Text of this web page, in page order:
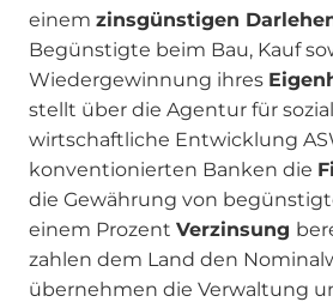
einem zinsgünstigen
Begünstigte beim Bau, Kauf
Wiedergewinnung ihres
stellt über die Agentur für
wirtschaftliche Entwicklung
konventionierten Banken die
die Gewährung von
einem Prozent Verzinsung
zahlen dem Land den
übernehmen die Verwaltung